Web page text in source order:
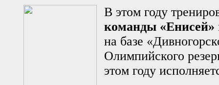
В этом году
команды «Енисей»
на базе
Олимпийского
этом году